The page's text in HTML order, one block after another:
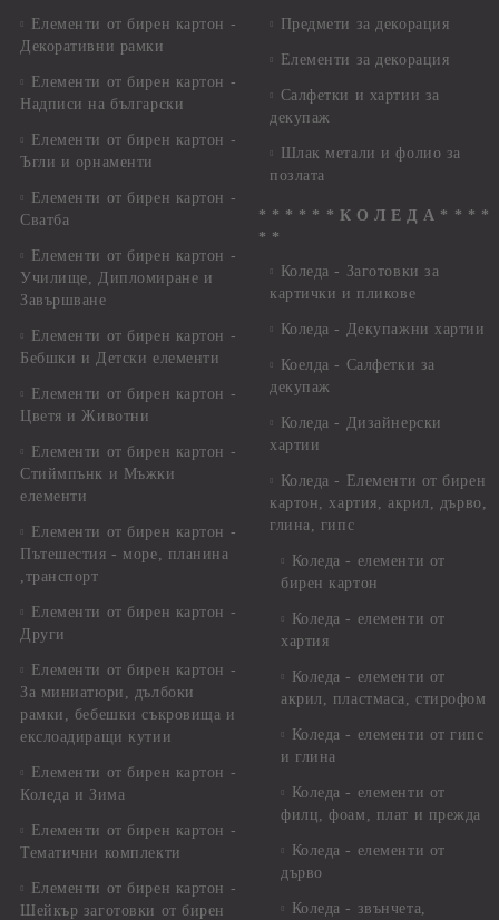
Елементи от бирен картон -
Декоративни рамки
Елементи от бирен картон -
Надписи на български
Елементи от бирен картон -
Ъгли и орнаменти
Елементи от бирен картон -
Сватба
Елементи от бирен картон -
Училище, Дипломиране и
Завършване
Елементи от бирен картон -
Бебшки и Детски елементи
Елементи от бирен картон -
Цветя и Животни
Елементи от бирен картон -
Стиймпънк и Мъжки
елементи
Елементи от бирен картон -
Пътешестия - море, планина
,транспорт
Елементи от бирен картон -
Други
Елементи от бирен картон -
За миниатюри, дълбоки
рамки, бебешки съкровища и
екслоадиращи кутии
Елементи от бирен картон -
Коледа и Зима
Елементи от бирен картон -
Тематични комплекти
Елементи от бирен картон -
Шейкър заготовки от бирен
Предмети за декорация
Елементи за декорация
Салфетки и хартии за
декупаж
Шлак метали и фолио за
позлата
* * * * * * К О Л Е Д А * * * *
* *
Коледа - Заготовки за
картички и пликове
Коледа - Декупажни хартии
Коелда - Салфетки за
декупаж
Коледа - Дизайнерски
хартии
Коледа - Eлементи от бирен
картон, хартия, акрил, дърво,
глина, гипс
Коледа - елементи от
бирен картон
Коледа - елементи от
хартия
Коледа - елементи от
акрил, пластмаса, стирофом
Коледа - елементи от гипс
и глина
Коледа - елементи от
филц, фоам, плат и прежда
Коледа - елементи от
дърво
Коледа - звънчета,